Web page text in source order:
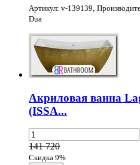
Артикул: v-139139,
Dua
Акриловая ванна
(ISSA...
141 720
Скидка 9%